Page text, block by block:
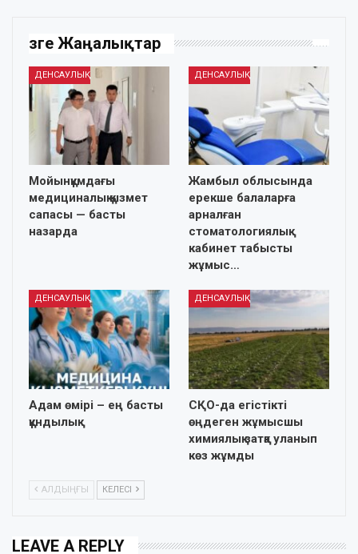
Өзге Жаңалықтар
ДЕНСАУЛЫҚ
Мойынқұмдағы
медициналық қызмет
сапасы — басты
назарда
ДЕНСАУЛЫҚ
Жамбыл облысында
ерекше балаларға
арналған
стоматологиялық
кабинет табысты
жұмыс…
ДЕНСАУЛЫҚ
Адам өмірі – ең басты
құндылық
ДЕНСАУЛЫҚ
СҚО-да егістікті
өңдеген жұмысшы
химиялық затқа уланып
көз жұмды
АЛДЫҢҒЫ КЕЛЕСІ
LEAVE A REPLY